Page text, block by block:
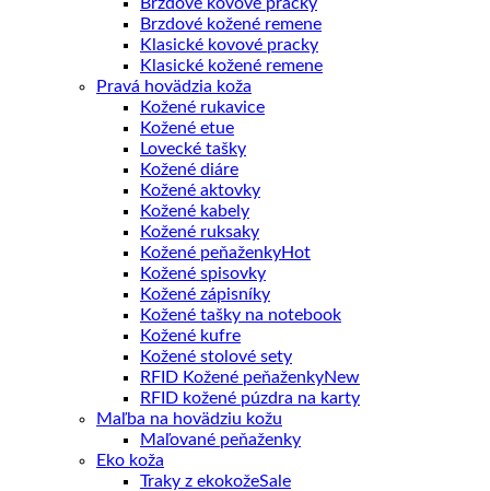
Brzdové kožené remene
Klasické kovové pracky
Klasické kožené remene
Pravá hovädzia koža
Kožené rukavice
Kožené etue
Lovecké tašky
Kožené diáre
Kožené aktovky
Kožené kabely
Kožené ruksaky
Kožené peňaženky
Kožené spisovky
Kožené zápisníky
Kožené tašky na notebook
Kožené kufre
Kožené stolové sety
RFID Kožené peňaženky
RFID kožené púzdra na karty
Maľba na hovädziu kožu
Maľované peňaženky
Eko koža
Traky z ekokože